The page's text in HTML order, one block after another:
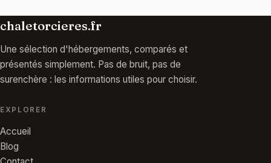
chaletorcieres.fr
Une sélection d'hébergements, comparés et
présentés simplement. Pas de bruit, pas de
surenchère : les informations utiles pour choisir.
EXPLORER
Accueil
Blog